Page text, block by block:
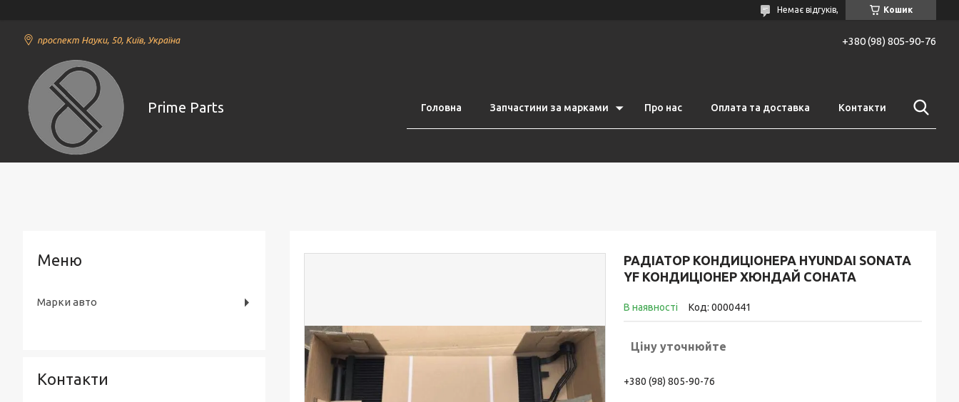
Кошик
Немає відгуків,
проспект Науки, 50, Київ, Україна +380 (98) 805-90-76
Prime Parts Головна Запчастини за марками Про нас Оплата та доставка Контакти
РАДІАТОР КОНДИЦІОНЕРА HYUNDAI SONATA
YF КОНДИЦІОНЕР ХЮНДАЙ СОНАТА
В наявності Код: 0000441
Ціну уточнюйте
+380 (98) 805-90-76
Марки авто
Контакти